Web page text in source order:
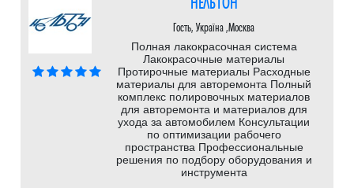
Гость, Україна ,Москва
Полная лакокрасочная система
Лакокрасочные материалы
Протирочные материалы Расходные
материалы для авторемонта Полный
комплекс полировочных материалов
для авторемонта и материалов для
ухода за автомобилем Консультации
по оптимизации рабочего
пространства Профессиональные
решения по подбору оборудования и
инструмента